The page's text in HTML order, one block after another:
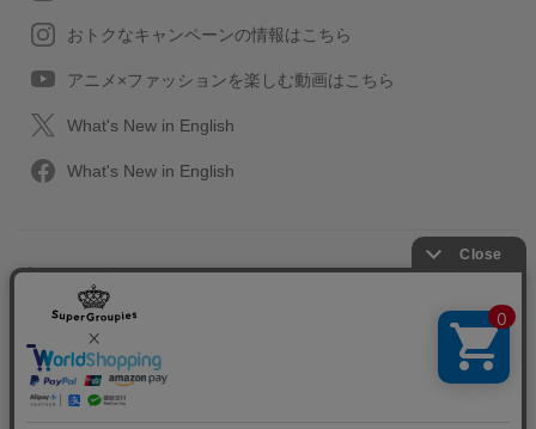
おトクなキャンペーンの情報はこちら
アニメ×ファッションを楽しむ動画はこちら
What's New in English
What's New in English
プライバシーポリシー
特定取引に関する法律
会社情報/採用情報